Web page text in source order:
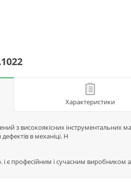
Характеристики
з високоякісних інструментальних
в механіці. H
і є професійним і сучасним виробником